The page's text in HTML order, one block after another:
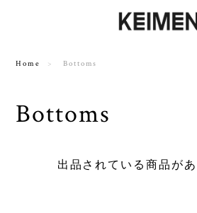
Home Bottoms
Bottoms
出品されている商品があ